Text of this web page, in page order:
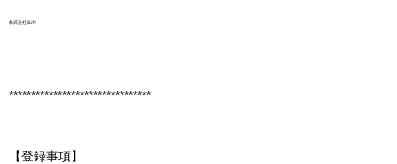
株式会社SUN
********************************
【登録事項】